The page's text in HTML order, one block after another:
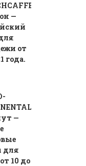
—
от
года.
—
для
10 до